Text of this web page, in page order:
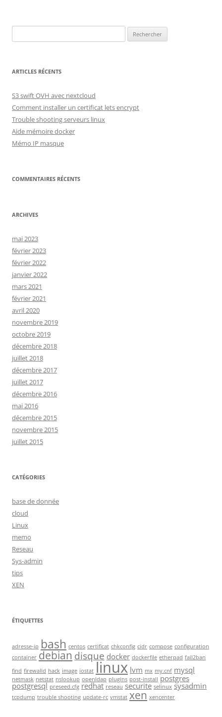
ARTICLES RÉCENTS
S3 swift OVH avec nextcloud
Comment installer un certificat lets encrypt
Trouble shooting serveurs linux
Aide mémoire docker
Mémo IP masque
COMMENTAIRES RÉCENTS
ARCHIVES
mai 2023
février 2023
février 2022
janvier 2022
mars 2021
février 2021
avril 2020
novembre 2019
octobre 2019
décembre 2018
juillet 2018
décembre 2017
juillet 2017
décembre 2016
mai 2016
décembre 2015
novembre 2015
juillet 2015
CATÉGORIES
base de donnée
cloud
Linux
memo
Reseau
Sys-admin
tips
XEN
ÉTIQUETTES
adresse-ip bash centos certificat chkconfig cidr compose configuration
container debian disque docker dockerfile etherpad fail2ban
find firewalld hack image iostat linux lvm mx my.cnf mysql
netmask netstat nslookup openldap plugins post-install postgres
postgresql preseed.cfg redhat reseau securite selinux sysadmin
tcpdump trouble shooting update-rc vmstat xen xencenter